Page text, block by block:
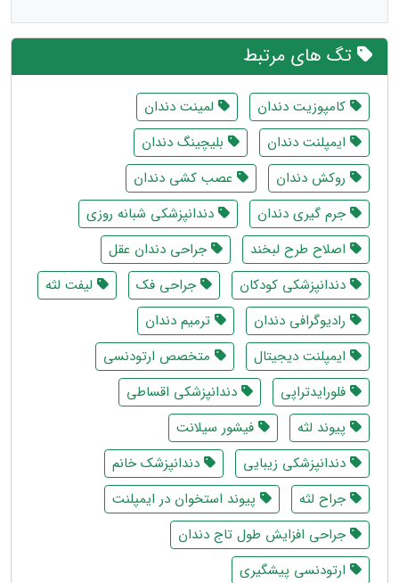
تگ های مرتبط
کامپوزیت دندان
لمینت دندان
ایمپلنت دندان
بلیچینگ دندان
روکش دندان
عصب کشی دندان
جرم گیری دندان
دندانپزشکی شبانه روزی
اصلاح طرح لبخند
جراحی دندان عقل
دندانپزشکی کودکان
جراحی فک
لیفت لثه
رادیوگرافی دندان
ترمیم دندان
ایمپلنت دیجیتال
متخصص ارتودنسی
فلورایدتراپی
دندانپزشکی اقساطی
پیوند لثه
فیشور سیلانت
دندانپزشکی زیبایی
دندانپزشک خانم
جراح لثه
پیوند استخوان در ایمپلنت
جراحی افزایش طول تاج دندان
ارتودنسی پیشگیری